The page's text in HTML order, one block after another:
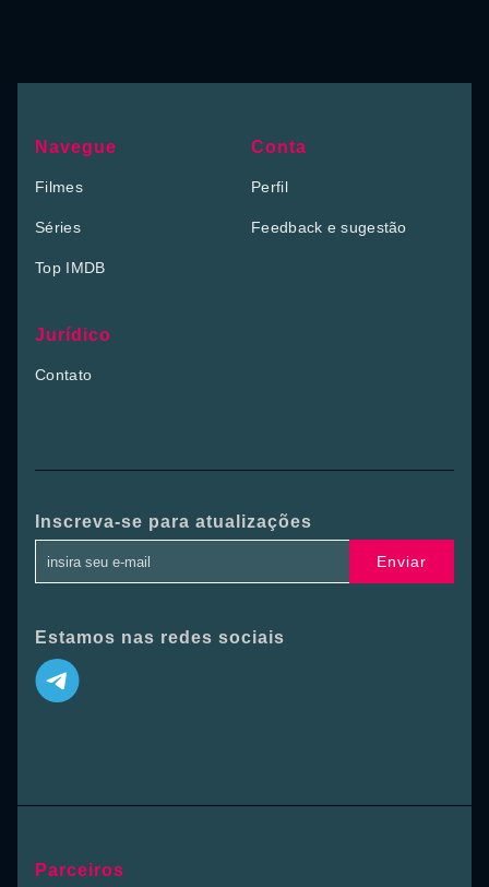
Navegue
Filmes
Séries
Top IMDB
Conta
Perfil
Feedback e sugestão
Jurídico
Contato
Inscreva-se para atualizações
Enviar
Estamos nas redes sociais
Parceiros